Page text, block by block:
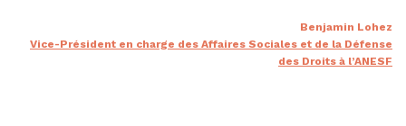
Benjamin Lohez
Vice-Président en charge des Affaires Sociales et de la Défense
des Droits à l’ANESF